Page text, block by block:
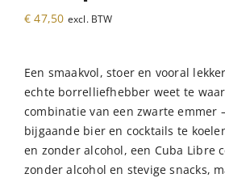
€ 47,50 excl. BTW
Een smaakvol, stoer en vooral
echte borrelliefhebber weet te
combinatie van een zwarte emmer
bijgaande bier en cocktails te
en zonder alcohol, een Cuba Libre
zonder alcohol en stevige snacks,